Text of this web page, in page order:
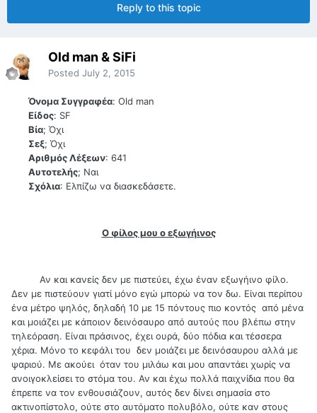
Reply to this topic
Old man & SiFi
Posted July 2, 2015
Όνομα Συγγραφέα: Old man
Είδος: SF
Βία; Όχι
Σεξ; Όχι
Αριθμός Λέξεων: 641
Αυτοτελής; Ναι
Σχόλια: Ελπίζω να διασκεδάσετε.
Ο φίλος μου ο εξωγήινος
Αν και κανείς δεν με πιστεύει, έχω έναν εξωγήινο φίλο.
Δεν με πιστεύουν γιατί μόνο εγώ μπορώ να τον δω. Είναι περίπου
ένα μέτρο ψηλός, δηλαδή 10 με 15 πόντους πιο κοντός από μένα
και μοιάζει με κάποιον δεινόσαυρο από αυτούς που βλέπω στην
τηλεόραση. Είναι πράσινος, έχει ουρά, δύο πόδια και τέσσερα
χέρια. Μόνο το κεφάλι του δεν μοιάζει με δεινόσαυρου αλλά με
ψαριού. Με ακούει όταν του μιλάω και μου απαντάει χωρίς να
ανοιγοκλείσει το στόμα του. Αν και έχω πολλά παιχνίδια που θα
έπρεπε να τον ενθουσιάζουν, αυτός δεν δίνει σημασία στο
ακτινοπίστολο, ούτε στο αυτόματο πολυβόλο, ούτε καν στους